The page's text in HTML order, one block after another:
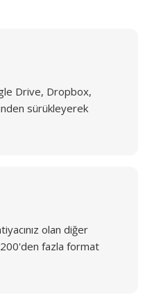
Drive, Dropbox,
sürükleyerek
olan diğer
fazla format